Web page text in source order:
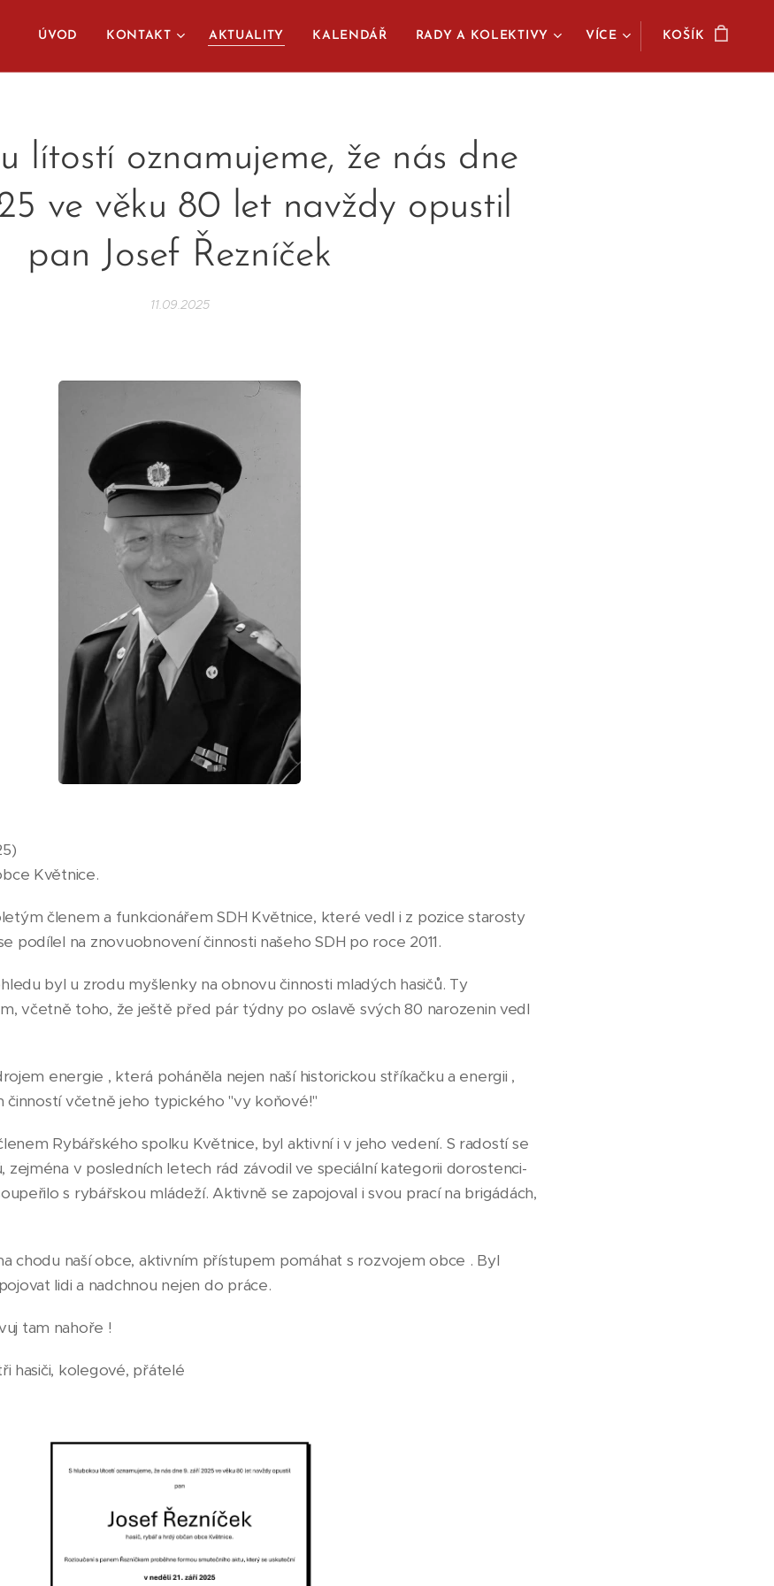
ÚVOD KONTAKT AKTUALITY KALENDÁŘ RADY A KOLEKTIVY VÍCE KOŠÍK
lítostí oznamujeme, že nás dne
ve věku 80 let navždy opustil
pan Josef Řezníček
11.09.2025
Květnice.
členem a funkcionářem SDH Květnice, které vedl i z pozice starosty
podílel na znovuobnovení činnosti našeho SDH po roce 2011.
byl u zrodu myšlenky na obnovu činnosti mladých hasičů. Ty
včetně toho, že ještě před pár týdny po oslavě svých 80 narozenin vedl
energie , která poháněla nejen naší historickou stříkačku a energii ,
činností včetně jeho typického "vy koňové!"
Rybářského spolku Květnice, byl aktivní i v jeho vedení. S radostí se
zejména v posledních letech rád závodil ve speciální kategorii dorostenci-
s rybářskou mládeží. Aktivně se zapojoval i svou prací na brigádách,
chodu naší obce, aktivním přístupem pomáhat s rozvojem obce . Byl
lidi a nadchnou nejen do práce.
tam nahoře !
hasiči, kolegové, přátelé